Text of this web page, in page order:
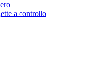
a controllo